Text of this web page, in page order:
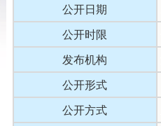
公开日期
公开时限
发布机构
公开形式
公开方式